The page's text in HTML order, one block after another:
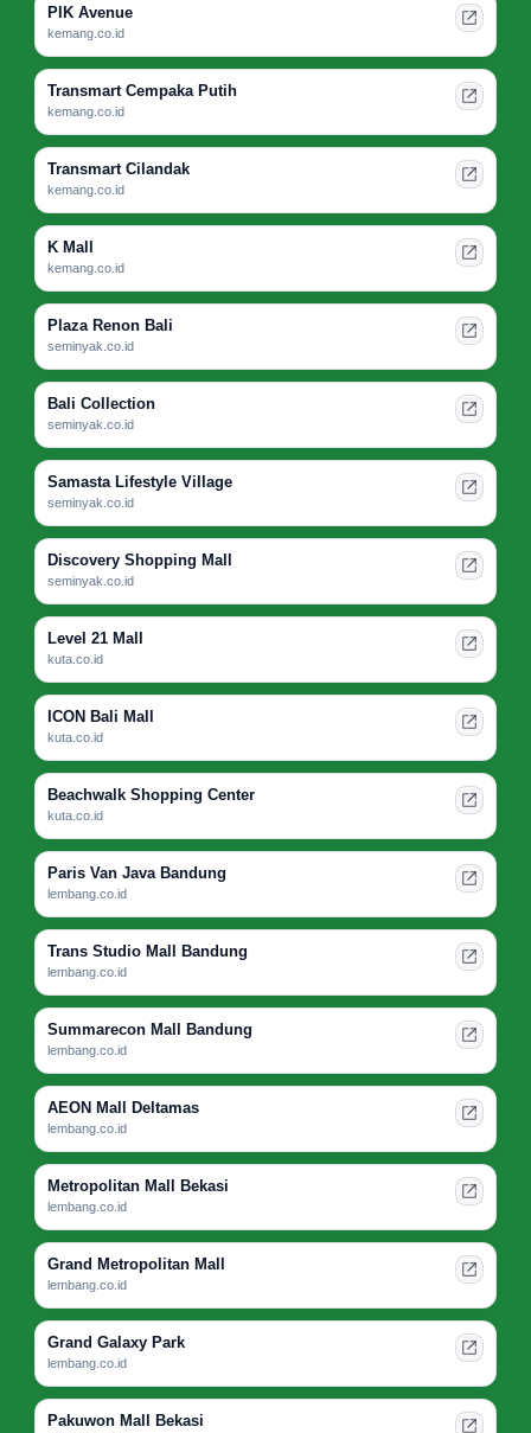
PIK Avenue
kemang.co.id
Transmart Cempaka Putih
kemang.co.id
Transmart Cilandak
kemang.co.id
K Mall
kemang.co.id
Plaza Renon Bali
seminyak.co.id
Bali Collection
seminyak.co.id
Samasta Lifestyle Village
seminyak.co.id
Discovery Shopping Mall
seminyak.co.id
Level 21 Mall
kuta.co.id
ICON Bali Mall
kuta.co.id
Beachwalk Shopping Center
kuta.co.id
Paris Van Java Bandung
lembang.co.id
Trans Studio Mall Bandung
lembang.co.id
Summarecon Mall Bandung
lembang.co.id
AEON Mall Deltamas
lembang.co.id
Metropolitan Mall Bekasi
lembang.co.id
Grand Metropolitan Mall
lembang.co.id
Grand Galaxy Park
lembang.co.id
Pakuwon Mall Bekasi